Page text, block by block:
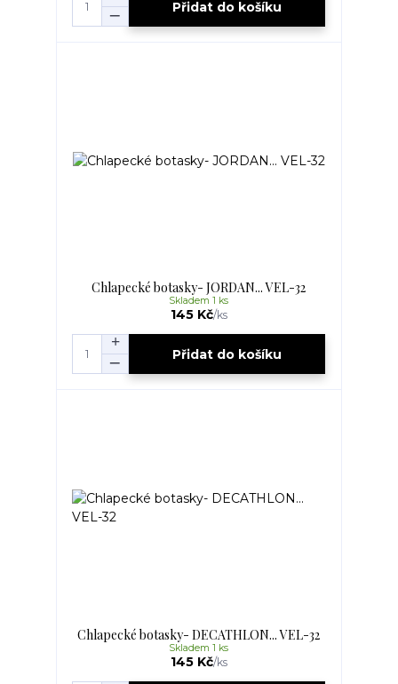
Přidat do košíku
Chlapecké botasky- JORDAN... VEL-32
145 Kč/ks
Skladem 1 ks
Přidat do košíku
Chlapecké botasky- DECATHLON... VEL-32
145 Kč/ks
Skladem 1 ks